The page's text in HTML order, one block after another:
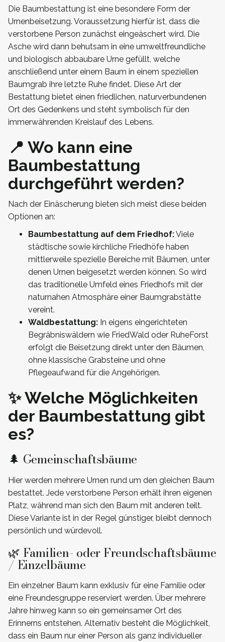
Die Baumbestattung ist eine besondere Form der
Urnenbeisetzung. Voraussetzung hierfür ist, dass die
verstorbene Person zunächst eingeäschert wird. Die
Asche wird dann behutsam in eine umweltfreundliche
und biologisch abbaubare Urne gefüllt, welche
anschließend unter einem Baum in einem speziellen
Baumgrab ihre letzte Ruhe findet. Diese Art der
Bestattung bietet einen friedlichen, naturverbundenen
Ort des Gedenkens und steht symbolisch für den
immerwährenden Kreislauf des Lebens.
📍 Wo kann eine
Baumbestattung
durchgeführt werden?
Nach der Einäscherung bieten sich meist diese beiden
Optionen an:
Baumbestattung auf dem Friedhof:Viele
städtische sowie kirchliche Friedhöfe haben
mittlerweile spezielle Bereiche mit Bäumen, unter
denen Urnen beigesetzt werden können. So wird
das traditionelle Umfeld eines Friedhofs mit der
naturnahen Atmosphäre einer Baumgrabstätte
vereint.
Waldbestattung: In eigens eingerichteten
Begräbniswäldern wie FriedWald oder RuheForst
erfolgt die Beisetzung direkt unter den Bäumen,
ohne klassische Grabsteine und ohne
Pflegeaufwand für die Angehörigen.
✨ Welche Möglichkeiten
der Baumbestattung gibt
es?
🌲 Gemeinschaftsbäume
Hier werden mehrere Urnen rund um den gleichen Baum
bestattet. Jede verstorbene Person erhält ihren eigenen
Platz, während man sich den Baum mit anderen teilt.
Diese Variante ist in der Regel günstiger, bleibt dennoch
persönlich und würdevoll.
🌿 Familien- oder Freundschaftsbäume
/ Einzelbäume
Ein einzelner Baum kann exklusiv für eine Familie oder
eine Freundesgruppe reserviert werden. Über mehrere
Jahre hinweg kann so ein gemeinsamer Ort des
Erinnerns entstehen. Alternativ besteht die Möglichkeit,
dass ein Baum nur einer Person als ganz individueller